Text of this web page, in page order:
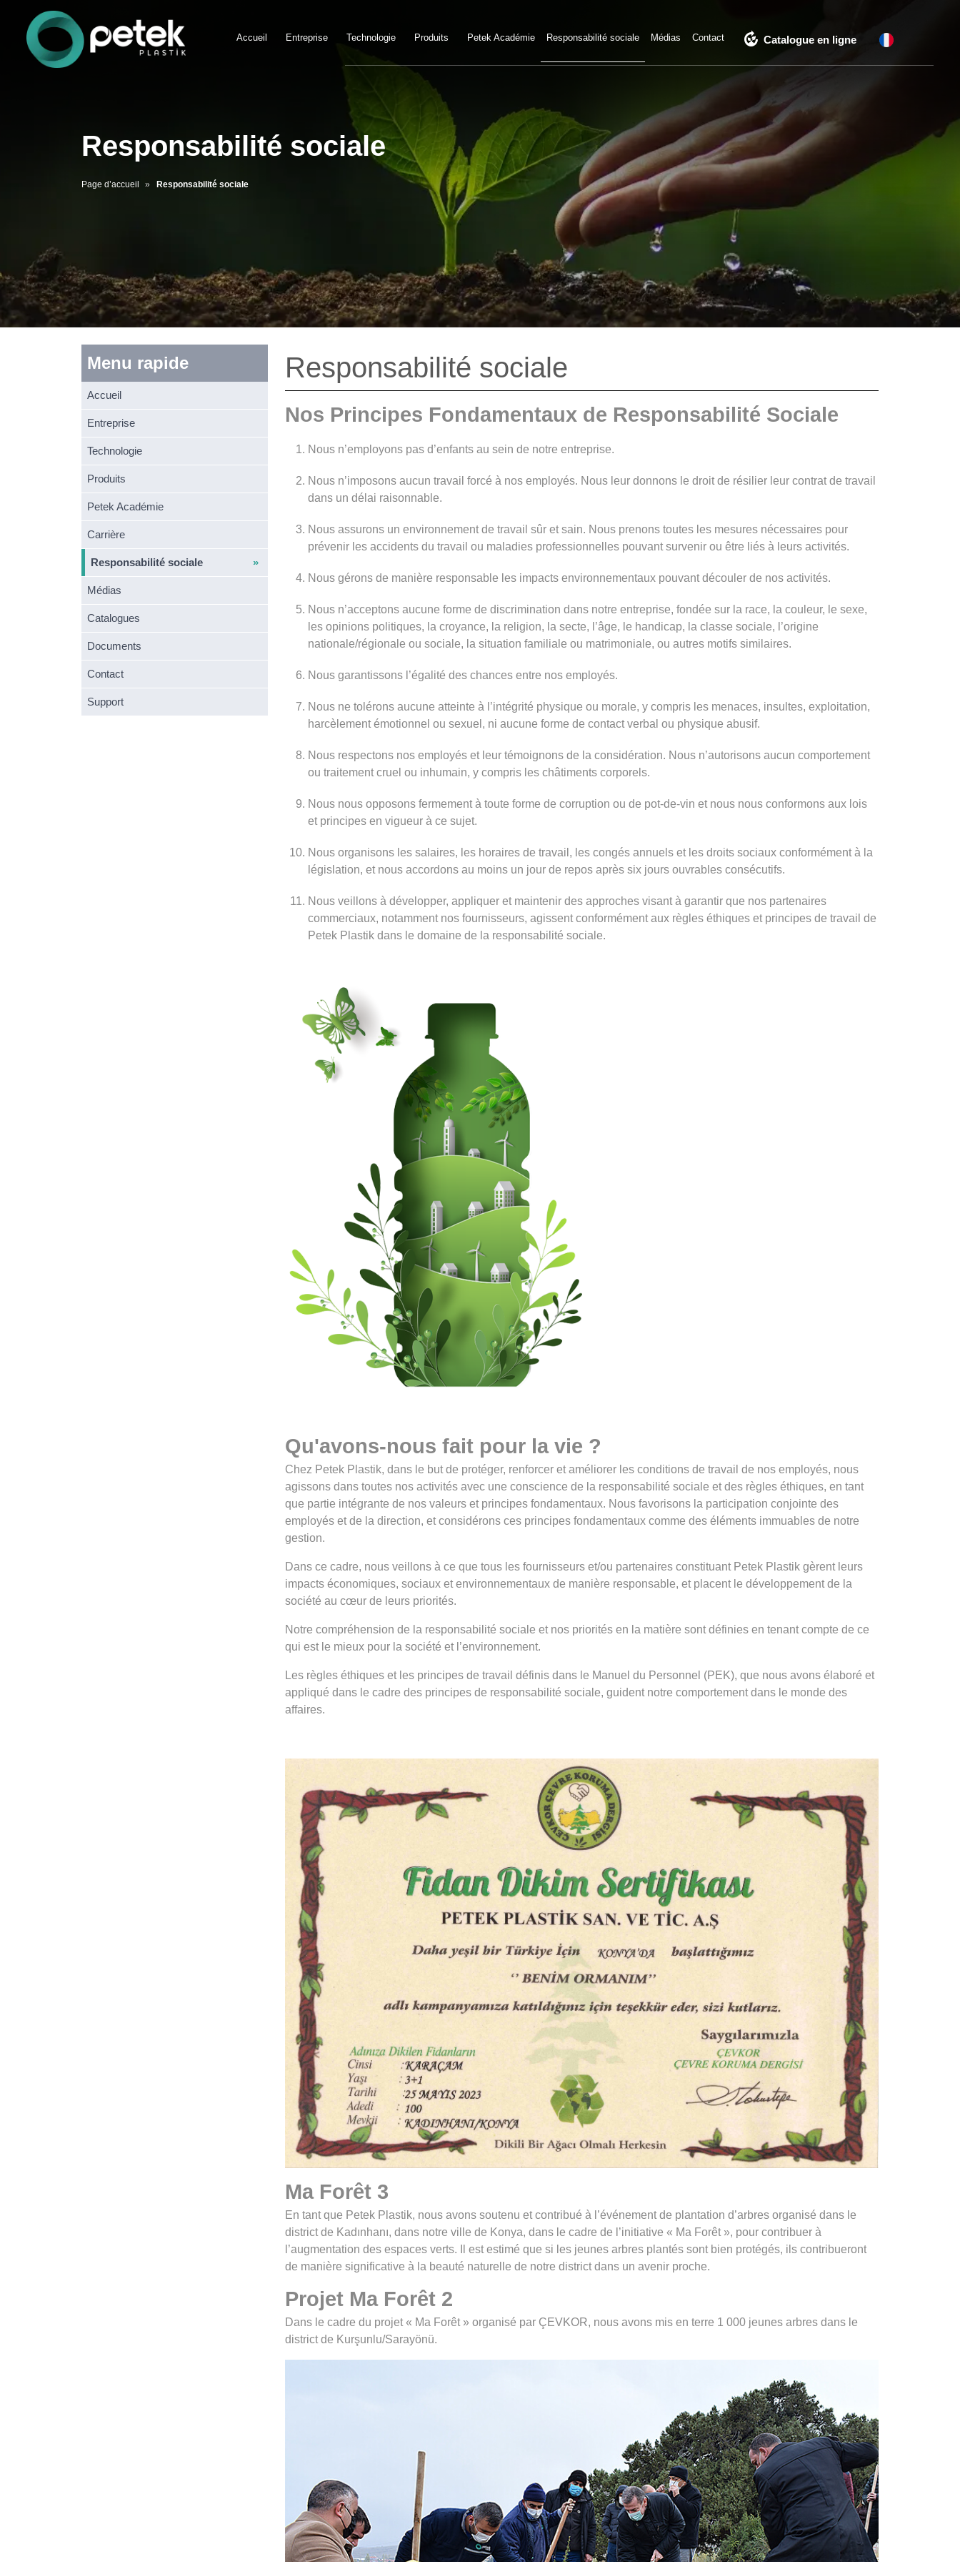
Accueil Entreprise Technologie Produits Petek Académie Responsabilité sociale Médias Contact compost Catalogue en ligne
Responsabilité sociale
Page d’accueil Responsabilité sociale
Menu rapide
Accueil
Entreprise
Technologie
Produits
Petek Académie
Carrière
Responsabilité sociale
Médias
Catalogues
Documents
Contact
Support
Responsabilité sociale
Nos Principes Fondamentaux de Responsabilité Sociale
Nous n’employons pas d’enfants au sein de notre entreprise.
Nous n’imposons aucun travail forcé à nos employés. Nous leur donnons le droit de résilier leur contrat de travail
dans un délai raisonnable.
Nous assurons un environnement de travail sûr et sain. Nous prenons toutes les mesures nécessaires pour
prévenir les accidents du travail ou maladies professionnelles pouvant survenir ou être liés à leurs activités.
Nous gérons de manière responsable les impacts environnementaux pouvant découler de nos activités.
Nous n’acceptons aucune forme de discrimination dans notre entreprise, fondée sur la race, la couleur, le sexe,
les opinions politiques, la croyance, la religion, la secte, l’âge, le handicap, la classe sociale, l’origine
nationale/régionale ou sociale, la situation familiale ou matrimoniale, ou autres motifs similaires.
Nous garantissons l’égalité des chances entre nos employés.
Nous ne tolérons aucune atteinte à l’intégrité physique ou morale, y compris les menaces, insultes, exploitation,
harcèlement émotionnel ou sexuel, ni aucune forme de contact verbal ou physique abusif.
Nous respectons nos employés et leur témoignons de la considération. Nous n’autorisons aucun comportement
ou traitement cruel ou inhumain, y compris les châtiments corporels.
Nous nous opposons fermement à toute forme de corruption ou de pot-de-vin et nous nous conformons aux lois
et principes en vigueur à ce sujet.
Nous organisons les salaires, les horaires de travail, les congés annuels et les droits sociaux conformément à la
législation, et nous accordons au moins un jour de repos après six jours ouvrables consécutifs.
Nous veillons à développer, appliquer et maintenir des approches visant à garantir que nos partenaires
commerciaux, notamment nos fournisseurs, agissent conformément aux règles éthiques et principes de travail de
Petek Plastik dans le domaine de la responsabilité sociale.
Qu'avons-nous fait pour la vie ?
Chez Petek Plastik, dans le but de protéger, renforcer et améliorer les conditions de travail de nos employés, nous
agissons dans toutes nos activités avec une conscience de la responsabilité sociale et des règles éthiques, en tant
que partie intégrante de nos valeurs et principes fondamentaux. Nous favorisons la participation conjointe des
employés et de la direction, et considérons ces principes fondamentaux comme des éléments immuables de notre
gestion.
Dans ce cadre, nous veillons à ce que tous les fournisseurs et/ou partenaires constituant Petek Plastik gèrent leurs
impacts économiques, sociaux et environnementaux de manière responsable, et placent le développement de la
société au cœur de leurs priorités.
Notre compréhension de la responsabilité sociale et nos priorités en la matière sont définies en tenant compte de ce
qui est le mieux pour la société et l’environnement.
Les règles éthiques et les principes de travail définis dans le Manuel du Personnel (PEK), que nous avons élaboré et
appliqué dans le cadre des principes de responsabilité sociale, guident notre comportement dans le monde des
affaires.
Ma Forêt 3
En tant que Petek Plastik, nous avons soutenu et contribué à l’événement de plantation d’arbres organisé dans le
district de Kadınhanı, dans notre ville de Konya, dans le cadre de l’initiative « Ma Forêt », pour contribuer à
l’augmentation des espaces verts. Il est estimé que si les jeunes arbres plantés sont bien protégés, ils contribueront
de manière significative à la beauté naturelle de notre district dans un avenir proche.
Projet Ma Forêt 2
Dans le cadre du projet « Ma Forêt » organisé par ÇEVKOR, nous avons mis en terre 1 000 jeunes arbres dans le
district de Kurşunlu/Sarayönü.